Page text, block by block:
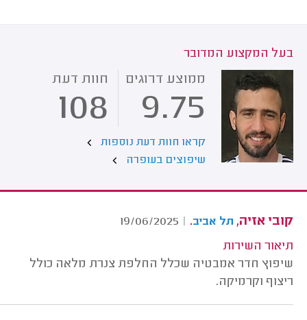
בעל המקצוע המדובר
ממוצע דרוגים
9.75
חוות דעת
108
קראו חוות דעת נוספות
שיפוצים בעופרה
קובי אזיה, תל אביב.
|
19/06/2025
תיאור השירות
שיפוץ חדר אמבטיה שכלל החלפת צנרת מלאה כולל
ריצוף וקרמיקה.